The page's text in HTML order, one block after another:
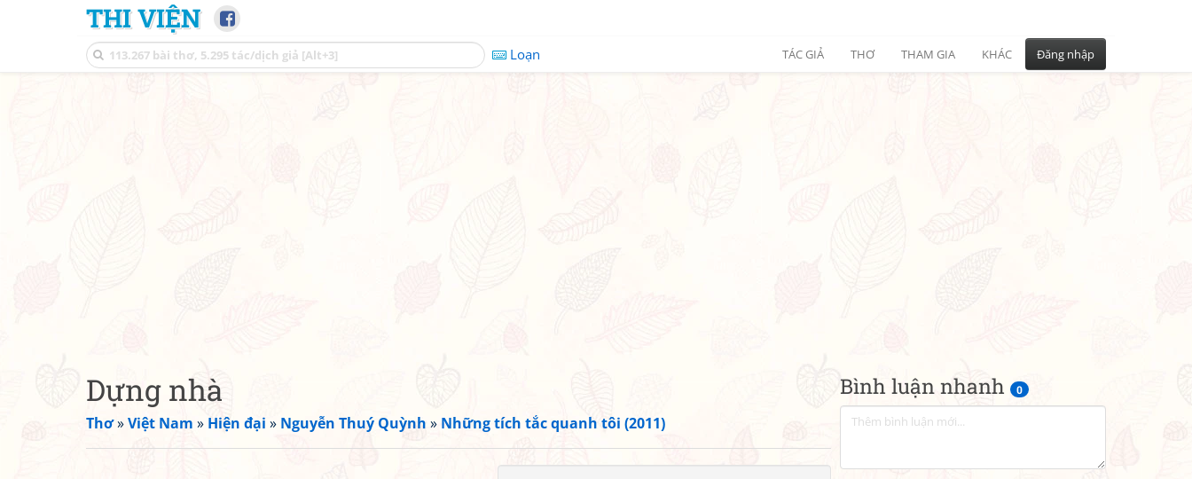
THI VIỆN
Loạn TÁC GIẢ THƠ THAM GIA KHÁC Đăng nhập
Bình luận nhanh 0
Dựng nhà
Thơ»Việt Nam » Hiện đại » Nguyễn Thuý Quỳnh » Những tích tắc quanh tôi (2011)